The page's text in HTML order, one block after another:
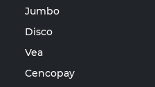
Jumbo
Disco
Vea
Cencopay